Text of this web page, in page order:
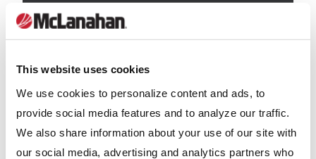
This website uses cookies
We use cookies to personalize content and ads, to
provide social media features and to analyze our traffic.
We also share information about your use of our site with
our social media, advertising and analytics partners who
Manipulación y reciclaje de residuos
Carbón
Arena de fractura
Minería
Otro
¿Recibir información de McLanahan?*